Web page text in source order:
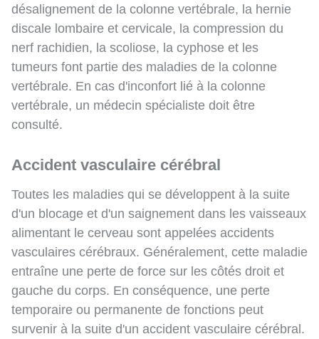
désalignement de la colonne vertébrale, la hernie
discale lombaire et cervicale, la compression du
nerf rachidien, la scoliose, la cyphose et les
tumeurs font partie des maladies de la colonne
vertébrale. En cas d'inconfort lié à la colonne
vertébrale, un médecin spécialiste doit être
consulté.
Accident vasculaire cérébral
Toutes les maladies qui se développent à la suite
d'un blocage et d'un saignement dans les vaisseaux
alimentant le cerveau sont appelées accidents
vasculaires cérébraux. Généralement, cette maladie
entraîne une perte de force sur les côtés droit et
gauche du corps. En conséquence, une perte
temporaire ou permanente de fonctions peut
survenir à la suite d'un accident vasculaire cérébral.